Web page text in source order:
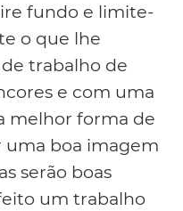
fundo e limite-
o que lhe
trabalho de
e com uma
melhor forma de
uma boa imagem
serão boas
um trabalho